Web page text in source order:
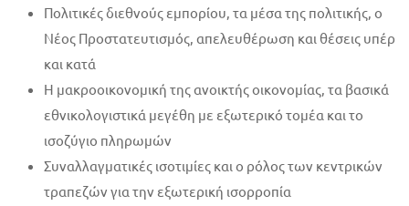
Πολιτικές διεθνούς εμπορίου, τα μέσα της πολιτικής, ο
Νέος Προστατευτισμός, απελευθέρωση και θέσεις υπέρ
και κατά
Η μακροοικονομική της ανοικτής οικονομίας, τα βασικά
εθνικολογιστικά μεγέθη με εξωτερικό τομέα και το
ισοζύγιο πληρωμών
Συναλλαγματικές ισοτιμίες και ο ρόλος των κεντρικών
τραπεζών για την εξωτερική ισορροπία